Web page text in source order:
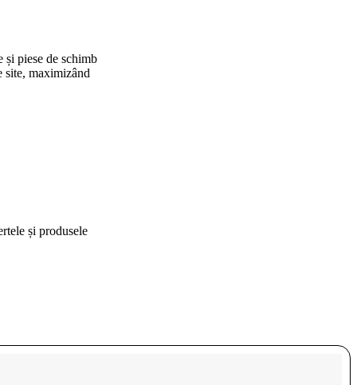
și piese de schimb
site, maximizând
și produsele